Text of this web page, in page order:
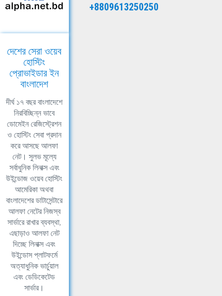
+8809613250250
দেশের সেরা ওয়েব
হোস্টিং
প্রোভাইডার ইন
বাংলাদেশ
দীর্ঘ ১৭ বছর বাংলাদেশে
নিরবিচ্ছিন্ন ভাবে
ডোমেইন রেজিস্ট্রেশন
ও হোস্টিং সেবা প্রদান
করে আসছে আলফা
নেট। সুলভ মূল্যে
সর্বাধুনিক লিনাক্স এবং
উইন্ডোজ ওয়েব হোস্টিং
আমেরিকা অথবা
বাংলাদেশের ডাটাসেন্টারে
আলফা নেটের নিজস্ব
সার্ভারে রাখার ব্যবস্থা,
এছাড়াও আলফা নেট
দিচ্ছে লিনাক্স এবং
উইন্ডোস প্লাটফর্মে
অত্যাধুনিক ভার্চুয়াল
এবং ডেডিকেটেড
সার্ভার।